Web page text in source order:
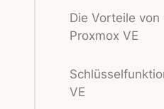
Die Vorteile
Proxmox VE
VE